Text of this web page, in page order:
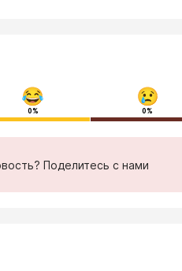
0% 0%
Поделитесь с нами